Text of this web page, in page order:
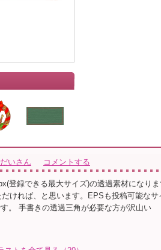
いさん コメントする
登録できる最大サイズ)の透過素材になり
だければ、と思います。EPSも投稿可能なサ
す。 手書きの透過三角が必要な方が沢山い